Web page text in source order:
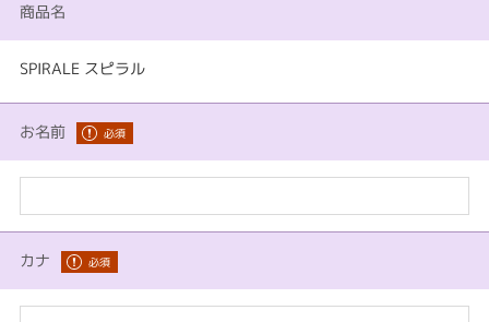
商品名
SPIRALE スピラル
お名前
カナ